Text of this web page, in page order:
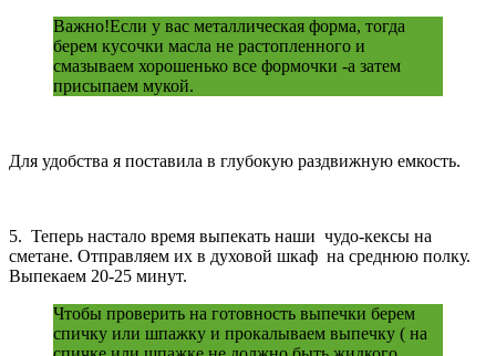
Важно!Если у вас металлическая форма, тогда
берем кусочки масла не растопленного и
смазываем хорошенько все формочки -а затем
присыпаем мукой.
Для удобства я поставила в глубокую раздвижную емкость.
5. Теперь настало время выпекать наши чудо-кексы на
сметане. Отправляем их в духовой шкаф на среднюю полку.
Выпекаем 20-25 минут.
Чтобы проверить на готовность выпечки берем
спичку или шпажку и прокалываем выпечку ( на